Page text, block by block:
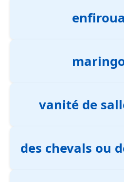
vanité de
des chevals ou